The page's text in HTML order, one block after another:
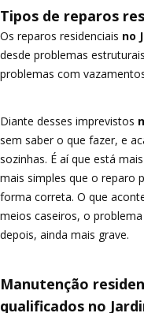
Tipos de reparos
Os reparos residenciais no
desde problemas
problemas com
Diante desses imprevistos
sem saber o que fazer, e
sozinhas. É aí que está
mais simples que o reparo
forma correta. O que
meios caseiros, o
depois, ainda mais grave.
Manutenção
qualificados no